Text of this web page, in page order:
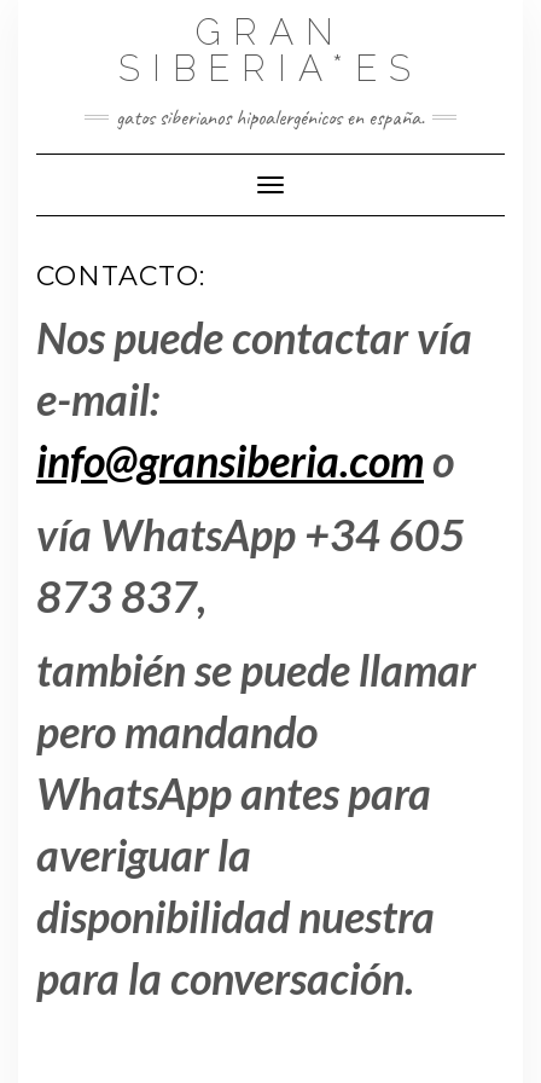
GRAN
SIBERIA*ES
gatos siberianos hipoalergénicos en españa.
Cambiar modo de navegación
CONTACTO:
Nos puede contactar vía
e-mail:
info@gransiberia.como
vía WhatsApp +34 605
873 837,
también se puede llamar
pero mandando
WhatsApp antes para
averiguar la
disponibilidad nuestra
para la conversación.